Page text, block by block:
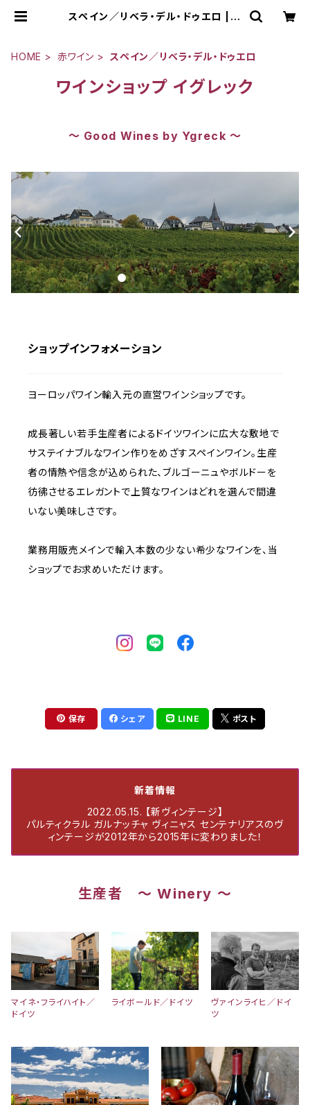
スペイン／リベラ・デル・ドゥエロ | G
HOME 赤ワイン スペイン／リベラ・デル・ドゥエロ
ワインショップ イグレック
～ Good Wines by Ygreck ～
ショップインフォメーション
ヨーロッパワイン輸入元の直営ワインショップです。
成長著しい若手生産者によるドイツワインに広大な敷地で
サステイナブルなワイン作りをめざすスペインワイン。生産
者の情熱や信念が込められた、ブルゴーニュやボルドーを
彷彿させるエレガントで上質なワインはどれを選んで間違
いない美味しさです。
業務用販売メインで輸入本数の少ない希少なワインを、当
ショップでお求めいただけます。
保存 シェア LINE ポスト
新着情報
2022.05.15. 【新ヴィンテージ】
パルティクラル ガルナッチャ ヴィニャス センテナリアスのヴ
ィンテージが2012年から2015年に変わりました！
生産者 ～ Winery ～
マイネ・フライハイト／
ドイツ
ライボールド／ドイツ
ヴァインライヒ／ドイ
ツ